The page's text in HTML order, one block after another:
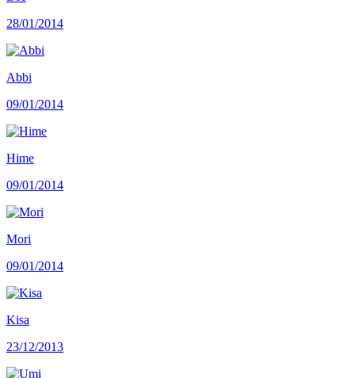
28/01/2014
Abbi
09/01/2014
Hime
09/01/2014
Mori
09/01/2014
Kisa
23/12/2013